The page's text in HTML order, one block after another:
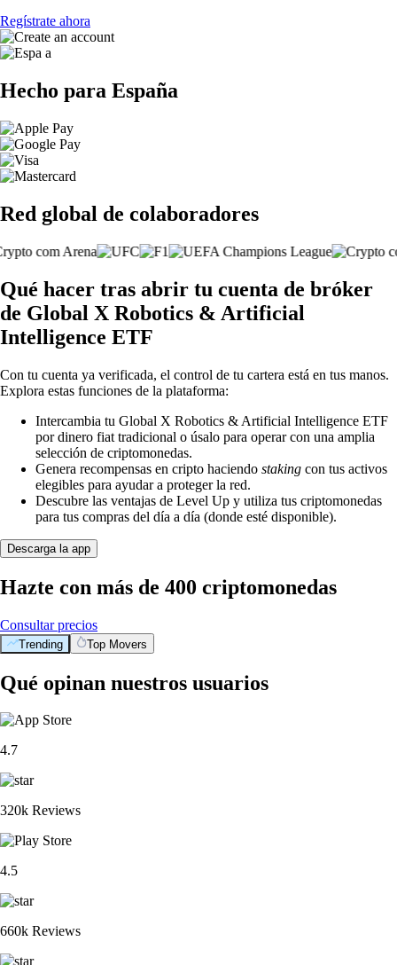
Regístrate ahora
Hecho para España
Red global de colaboradores
Qué hacer tras abrir tu cuenta de bróker
de Global X Robotics & Artificial
Intelligence ETF
Con tu cuenta ya verificada, el control de tu cartera está en tus manos.
Explora estas funciones de la plataforma:
Intercambia tu Global X Robotics & Artificial Intelligence ETF
por dinero fiat tradicional o úsalo para operar con una amplia
selección de criptomonedas.
Genera recompensas en cripto haciendo staking con tus activos
elegibles para ayudar a proteger la red.
Descubre las ventajas de Level Up y utiliza tus criptomonedas
para tus compras del día a día (donde esté disponible).
Descarga la app
Hazte con más de 400 criptomonedas
Consultar precios
Trending Top Movers
Qué opinan nuestros usuarios
4.7
320k Reviews
4.5
660k Reviews